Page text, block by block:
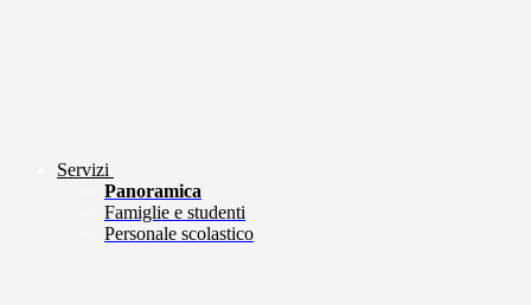
Servizi
Panoramica
Famiglie e studenti
Personale scolastico